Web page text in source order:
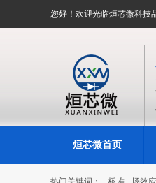
您好！欢迎光临烜芯微科技
烜芯微首页